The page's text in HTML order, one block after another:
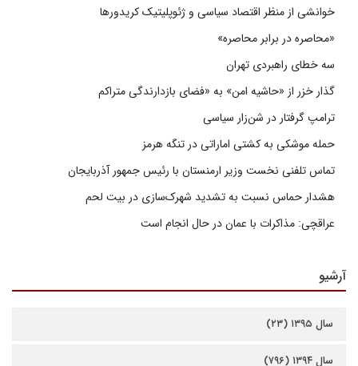
خوانشی از منظر اقتصاد سیاسی و ژئوپلیتیک کریدورها
«محاصره در برابر محاصره»
سه خطای راهبردی تهران
گذار خزر از «حاشیه امن» به «فضای بازدارندگی متراکم
ترامپ گرفتار در شن‌زار سیاسی
حمله موشکی به کشتی اماراتی در تنگه هرمز
تماس تلفنی نخست وزیر ارمنستان با رئیس جمهور آذربایجان
هشدار حماس نسبت به تشدید شهرک‌سازی در بیت‌ لحم
عراقچی: مذاکرات با عمان در حال انجام است
آرشیو
سال ۱۳۹۵ (۲۳)
سال ۱۳۹۴ (۷۹۶)